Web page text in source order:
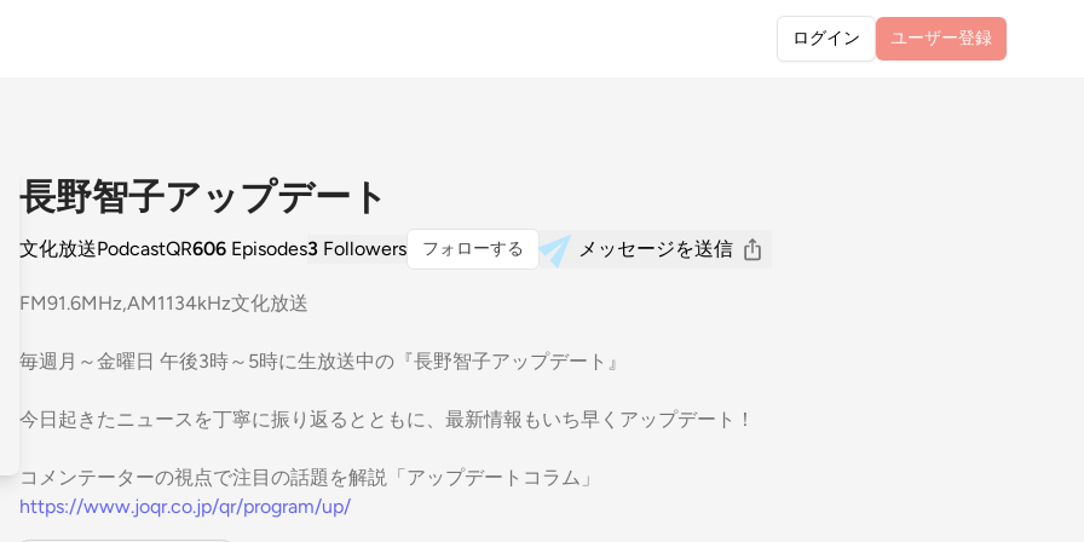
ログイン ユーザー登録
長野智子アップデート
文化放送PodcastQR606 Episodes3 Followers フォローする メッセージを送信
FM91.6MHz,AM1134kHz文化放送
毎週月～金曜日 午後3時～5時に生放送中の『長野智子アップデート』
今日起きたニュースを丁寧に振り返るとともに、最新情報もいち早くアップデート！
コメンテーターの視点で注目の話題を解説「アップデートコラム」
https://www.joqr.co.jp/qr/program/up/